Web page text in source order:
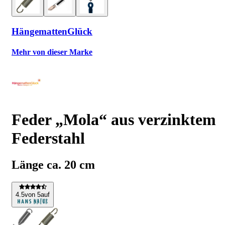
HängemattenGlück
Mehr von dieser Marke
Feder „Mola“ aus verzinktem
Federstahl
Länge ca. 20 cm
4.5von 5auf